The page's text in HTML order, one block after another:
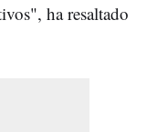
ha resaltado